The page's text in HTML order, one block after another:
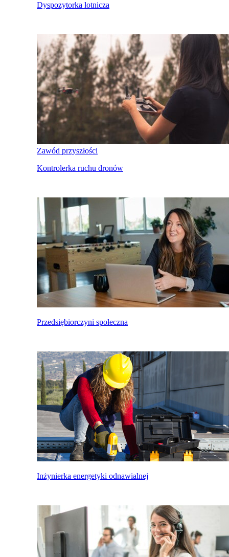
Dyspozytorka lotnicza
Zawód przyszłości
Kontrolerka ruchu dronów
Przedsiębiorczyni społeczna
Inżynierka energetyki odnawialnej